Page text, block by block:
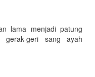
lama menjadi patung
gerak-geri sang ayah